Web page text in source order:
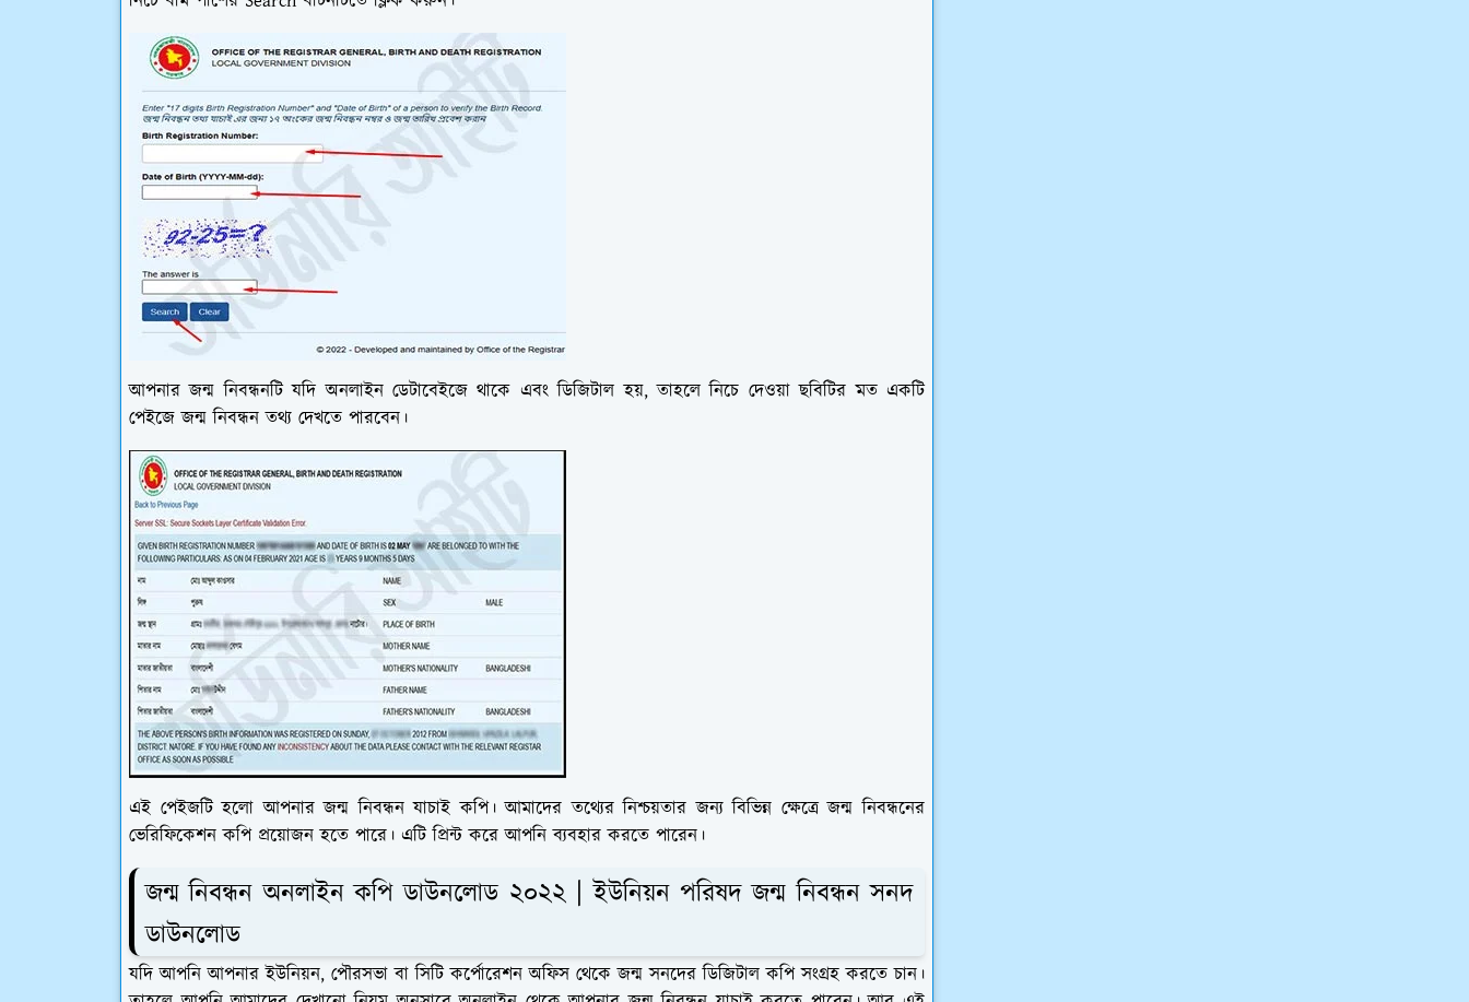
আপনার জন্ম নিবন্ধনটি যদি অনলাইন ডেটাবেইজে থাকে এবং ডিজিটাল হয়, তাহলে নিচে দেওয়া ছবিটির মত একটি
পেইজে জন্ম নিবন্ধন তথ্য দেখতে পারবেন।
এই পেইজটি হলো আপনার জন্ম নিবন্ধন যাচাই কপি। আমাদের তথ্যের নিশ্চয়তার জন্য বিভিন্ন ক্ষেত্রে জন্ম নিবন্ধনের
ভেরিফিকেশন কপি প্রয়োজন হতে পারে। এটি প্রিন্ট করে আপনি ব্যবহার করতে পারেন।
জন্ম নিবন্ধন অনলাইন কপি ডাউনলোড ২০২২ | ইউনিয়ন পরিষদ জন্ম নিবন্ধন সনদ
ডাউনলোড
যদি আপনি আপনার ইউনিয়ন, পৌরসভা বা সিটি কর্পোরেশন অফিস থেকে জন্ম সনদের ডিজিটাল কপি সংগ্রহ করতে চান।